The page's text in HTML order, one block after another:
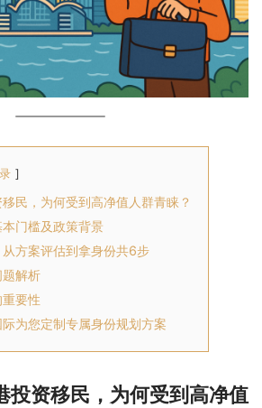
民，为何受到高净值人群青睐？
门槛及政策背景
方案评估到拿身份共6步
解析
要性
为您定制专属身份规划方案
投资移民，为何受到高净值